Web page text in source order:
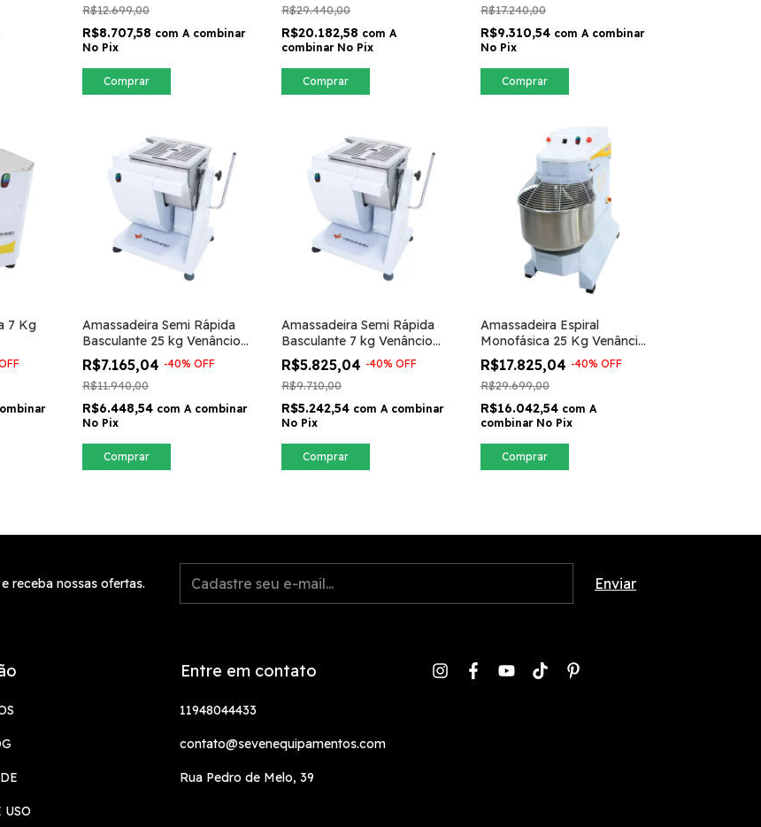
R$12.699,00
R$8.707,58 com A combinar
No Pix
Comprar
R$29.440,00
R$20.182,58 com A
combinar No Pix
Comprar
R$17.240,00
R$9.310,54 com A combinar
No Pix
Comprar
7 Kg
Amassadeira Semi Rápida
Basculante 25 kg Venâncio
ASRBV25
R$7.165,04 -40% OFF
R$11.940,00
R$6.448,54 com A combinar
No Pix
Comprar
Amassadeira Semi Rápida
Basculante 7 kg Venâncio
ASRBV7
R$5.825,04 -40% OFF
R$9.710,00
R$5.242,54 com A combinar
No Pix
Comprar
Amassadeira Espiral
Monofásica 25 Kg Venâncio
VAEM25
R$17.825,04 -40% OFF
R$29.699,00
R$16.042,54 com A
combinar No Pix
Comprar
receba nossas ofertas.
USO
Entre em contato
11948044433
contato@sevenequipamentos.com
Rua Pedro de Melo, 39